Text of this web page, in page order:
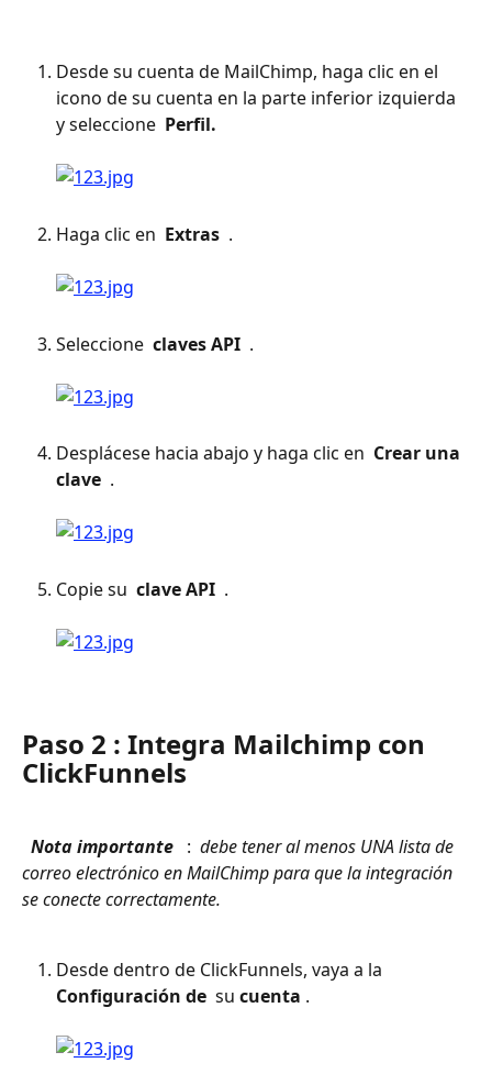
Desde su cuenta de MailChimp, haga clic en el
icono de su cuenta en la parte inferior izquierda
y seleccione Perfil.
Haga clic en Extras .
Seleccione claves API .
Desplácese hacia abajo y haga clic en Crear una
clave .
Copie su clave API .
Paso 2 : Integra Mailchimp con
ClickFunnels
Nota importante : debe tener al menos UNA lista de
correo electrónico en MailChimp para que la integración
se conecte correctamente.
Desde dentro de ClickFunnels, vaya a la
Configuración de su cuenta .